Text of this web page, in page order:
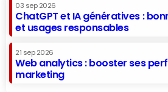
03 sep 2026
ChatGPT et IA génératives :
et usages responsables
21 sep 2026
Web analytics : booster ses
marketing